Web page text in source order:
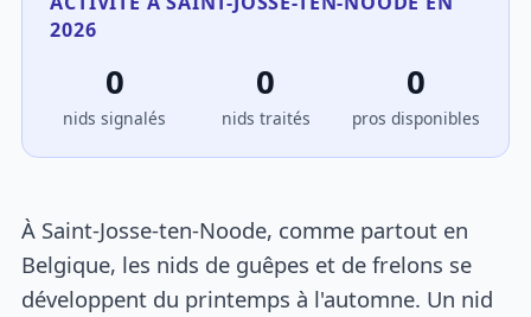
2026
0
nids signalés
0
nids traités
0
pros disponibles
À Saint-Josse-ten-Noode, comme partout en
Belgique, les nids de guêpes et de frelons se
développent du printemps à l'automne. Un nid